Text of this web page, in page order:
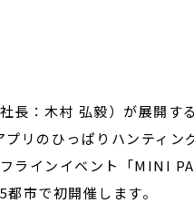
長：木村 弘毅）が展開す
リのひっぱりハンティ
ラインイベント「MINI
市で初開催します。